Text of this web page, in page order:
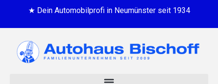
★ Dein Automobilprofi in Neumünster seit 1934